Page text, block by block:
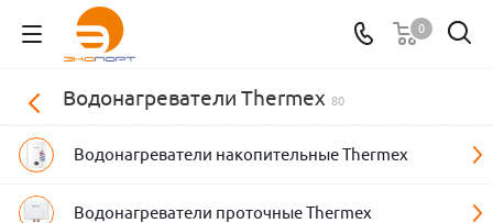
0
Водонагреватели Thermex 80
Водонагреватели накопительные Thermex
Водонагреватели проточные Thermex